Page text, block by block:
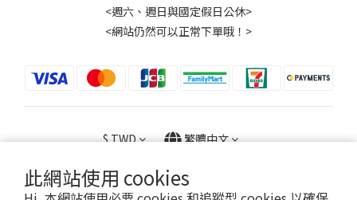
此網站使用 cookies
<週六、週日與國定假日公休>
<網站仍然可以正常下單哦！>
$TWD 繁體中文